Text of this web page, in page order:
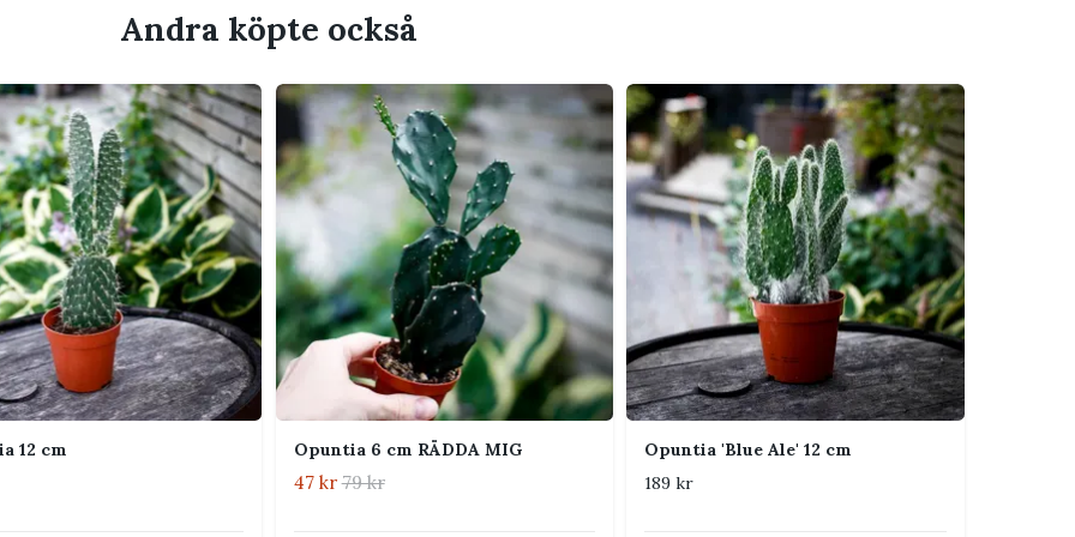
färg och mängd taggar varierar mellan
flera timmar direkt sol. Vänj plantan
och låt den sedan torka helt före
mycket sparsamt vintertid.
kaktusjord, gärna uppblandad med
växtsäsongen. Skydda från frost
Andra köpte också
12 cm
Opuntia 6 cm RÄDDA MIG
47 kr 79 kr
Opuntia 'Blue Ale' 12 cm
189 kr